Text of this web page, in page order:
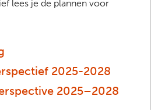
lees je de plannen voor
2025-2028
2025–2028